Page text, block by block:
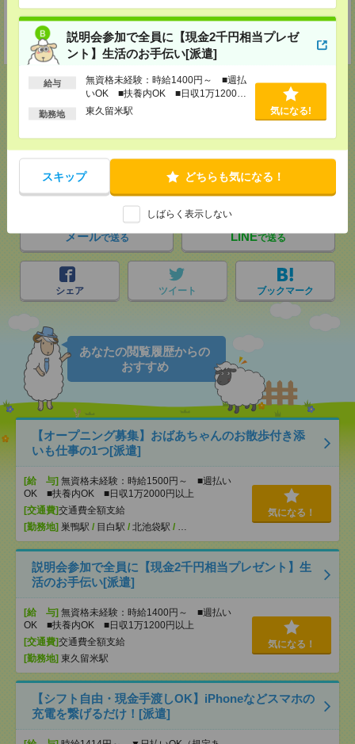
説明会参加で全員に【現金2千円相当プレゼ
ント】生活のお手伝い[派遣]
給与
無資格未経験：時給1400円～ ■週払
いOK ■扶養内OK ■日収1万1200円
以上
勤務地 東久留米駅 気になる!
スキップ どちらも気になる！
しばらく表示しない
TEL：0120-921-871
MAIL：worker@nissonet.co.jp
担当：採用担当者
受付可能日時：9:30-19:00 ※電話受付時間⇒9:30-21:00
気になる！
メールで送る LINEで送る
シェア ツイート ブックマーク
あなたの閲覧履歴からの
おすすめ
【オープニング募集】おばあちゃんのお散歩付き添
いも仕事の1つ[派遣]
[給 与] 無資格未経験：時給1500円～ ■週払い
OK ■扶養内OK ■日収1万2000円以上
[交通費]交通費全額支給
[勤務地] 巣鴨駅 / 目白駅 / 北池袋駅 / …
気になる！
説明会参加で全員に【現金2千円相当プレゼント】生
活のお手伝い[派遣]
[給 与] 無資格未経験：時給1400円～ ■週払い
OK ■扶養内OK ■日収1万1200円以上
[交通費]交通費全額支給
[勤務地] 東久留米駅
気になる！
【シフト自由・現金手渡しOK】iPhoneなどスマホの
充電を繋げるだけ！[派遣]